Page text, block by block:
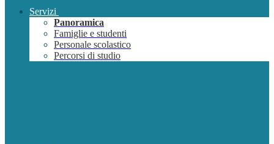
Servizi
Panoramica
Famiglie e studenti
Personale scolastico
Percorsi di studio